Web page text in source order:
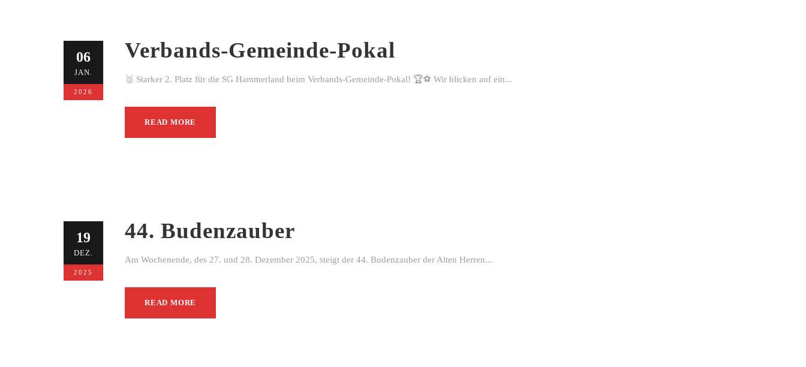
06
JAN.
2026
Verbands-Gemeinde-Pokal
🥈 Starker 2. Platz für die SG Hammerland beim Verbands-Gemeinde-Pokal! 🏆⚽ Wir blicken auf ein...
READ MORE
19
DEZ.
2025
44. Budenzauber
Am Wochenende, des 27. und 28. Dezember 2025, steigt der 44. Budenzauber der Alten Herren...
READ MORE